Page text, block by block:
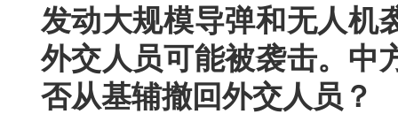
发动大规模导弹和无人机
外交人员可能被袭击。中
否从基辅撤回外交人员？